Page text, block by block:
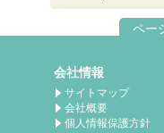
ペー
会社情報
サイトマップ
会社概要
個人情報保護方針